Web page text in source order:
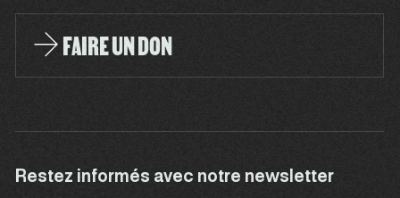
FAIRE UN DON
Restez informés avec notre newsletter